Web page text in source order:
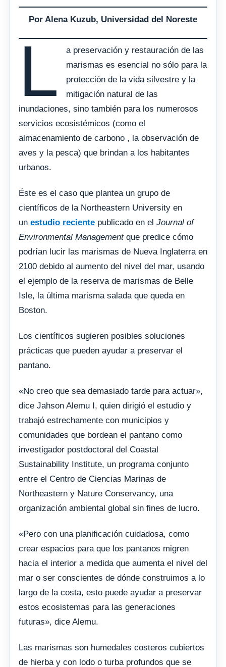
Por Alena Kuzub, Universidad del Noreste
L
a preservación y restauración de las
marismas es esencial no sólo para la
protección de la vida silvestre y la
mitigación natural de las
inundaciones, sino también para los numerosos
servicios ecosistémicos (como el
almacenamiento de carbono , la observación de
aves y la pesca) que brindan a los habitantes
urbanos.
Éste es el caso que plantea un grupo de
científicos de la Northeastern University en
un estudio reciente publicado en el Journal of
Environmental Managementque predice cómo
podrían lucir las marismas de Nueva Inglaterra en
2100 debido al aumento del nivel del mar, usando
el ejemplo de la reserva de marismas de Belle
Isle, la última marisma salada que queda en
Boston.
Los científicos sugieren posibles soluciones
prácticas que pueden ayudar a preservar el
pantano.
«No creo que sea demasiado tarde para actuar»,
dice Jahson Alemu I, quien dirigió el estudio y
trabajó estrechamente con municipios y
comunidades que bordean el pantano como
investigador postdoctoral del Coastal
Sustainability Institute, un programa conjunto
entre el Centro de Ciencias Marinas de
Northeastern y Nature Conservancy, una
organización ambiental global sin fines de lucro.
«Pero con una planificación cuidadosa, como
crear espacios para que los pantanos migren
hacia el interior a medida que aumenta el nivel del
mar o ser conscientes de dónde construimos a lo
largo de la costa, esto puede ayudar a preservar
estos ecosistemas para las generaciones
futuras», dice Alemu.
Las marismas son humedales costeros cubiertos
de hierba y con lodo o turba profundos que se